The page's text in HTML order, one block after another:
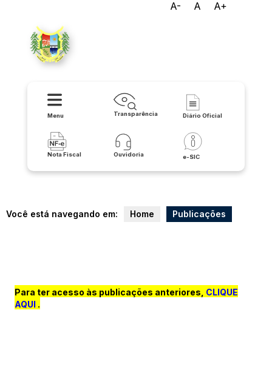
A- A A+
Menu Transparência Diário Oficial
Nota Fiscal Ouvidoria e-SIC
Você está navegando em: Home Publicações
Para ter acesso às publicações anteriores, CLIQUE
AQUI .